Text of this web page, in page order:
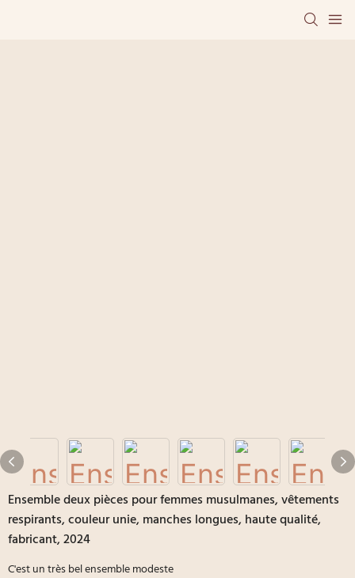
Ensemble deux pièces pour femmes musulmanes, vêtements
respirants, couleur unie, manches longues, haute qualité,
fabricant, 2024
C'est un très bel ensemble modeste